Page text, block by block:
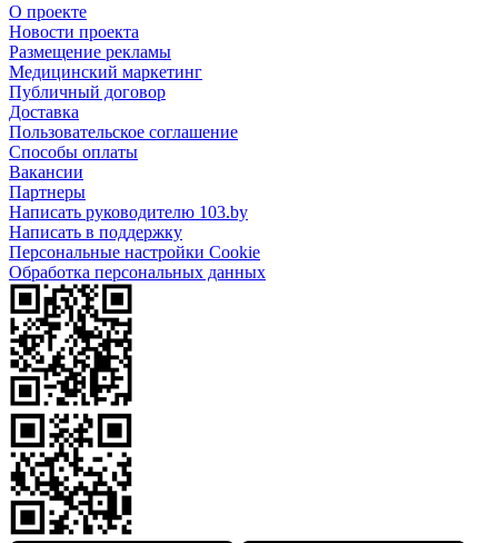
О проекте
Новости проекта
Размещение рекламы
Медицинский маркетинг
Публичный договор
Доставка
Пользовательское соглашение
Способы оплаты
Вакансии
Партнеры
Написать руководителю 103.by
Написать в поддержку
Персональные настройки Cookie
Обработка персональных данных